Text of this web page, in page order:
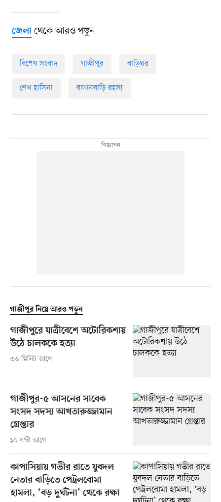
জেলাথেকে আরও পড়ুন
বিশেষ সংবাদ গাজীপুর বাড়িঘর
শেখ হাসিনা বাগানবাড়ি রহস্য
গাজীপুর নিয়ে আরও পড়ুন
গাজীপুরে যাত্রীবেশে অটোরিকশায়
উঠে চালককে হত্যা
৩৬ মিনিট আগে
গাজীপুর-৫ আসনের সাবেক
সংসদ সদস্য আখতারুজ্জামান
গ্রেপ্তার
১০ ঘণ্টা আগে
কাপাসিয়ায় গভীর রাতে যুবদল
নেতার বাড়িতে পেট্রলবোমা
হামলা, ‘বড় দুর্ঘটনা’ থেকে রক্ষা